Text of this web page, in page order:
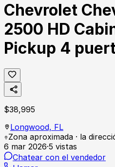
Chevrolet
2500 HD
Pickup 4
$38,995
Longwood, FL
Zona aproximada · la
6 mar 2026·5 vistas
Chatear con el vendedor